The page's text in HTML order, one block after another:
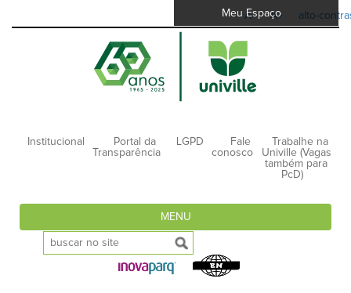
A- A+ alto-
Meu Espaço
Institucional
Portal da
Transparência
LGPD
Fale
conosco
Trabalhe na
Univille (Vagas
também para
PcD)
MENU